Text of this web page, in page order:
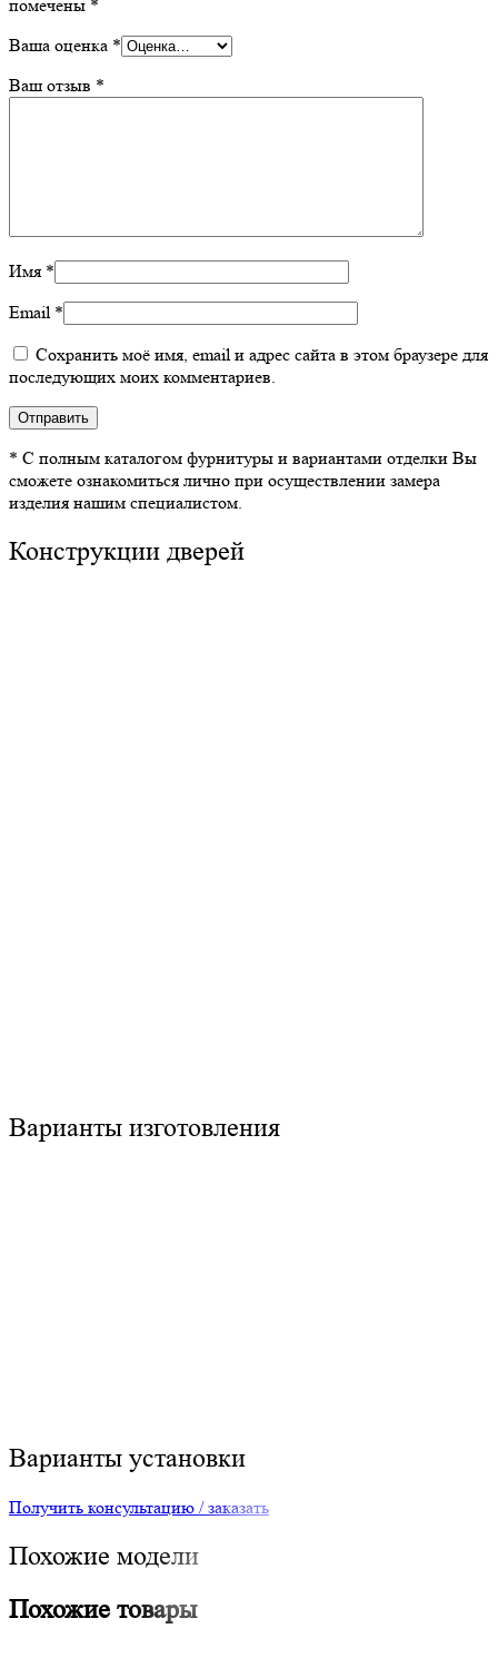
помечены *
Ваша оценка *
Ваш отзыв *
Имя *
Email *
Сохранить моё имя, email и адрес сайта в этом браузере для
последующих моих комментариев.
* С полным каталогом фурнитуры и вариантами отделки Вы
сможете ознакомиться лично при осуществлении замера
изделия нашим специалистом.
Конструкции дверей
Варианты изготовления
Варианты установки
Получить консультацию / заказать
Похожие модели
Похожие товары